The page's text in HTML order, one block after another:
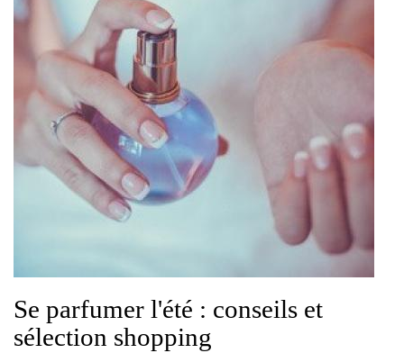
Se parfumer l'été : conseils et
sélection shopping